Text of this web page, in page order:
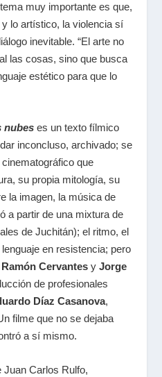
muy importante es que,
lo artístico, la violencia sí
inevitable. “El arte no
las cosas, sino que busca
estético para que lo
nubes es un texto fílmico
inconcluso, archivado; se
que
su propia mitología, su
la imagen, la música de
a partir de una mixtura de
de Juchitán); el ritmo, el
en resistencia; pero
Ramón Cervantes yJorge
de profesionales
Díaz Casanova,
filme que no se dejaba
a sí mismo.
Juan Carlos Rulfo,